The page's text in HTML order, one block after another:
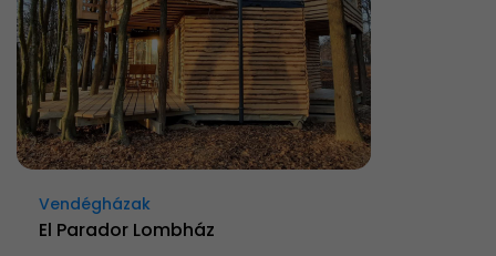
Vendégházak
El Parador Lombház